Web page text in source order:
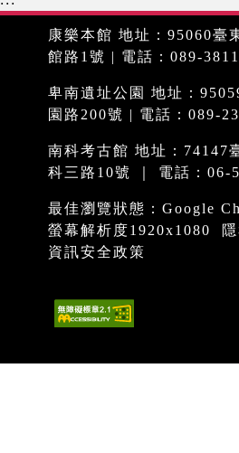
康樂本館 地址：95060臺
館路1號 | 電話：089-
卑南遺址公園 地址：
園路200號 | 電話：089-
南科考古館 地址：74147
科三路10號 ｜ 電話：06-
最佳瀏覽狀態：Google
螢幕解析度1920x1080
資訊安全政策